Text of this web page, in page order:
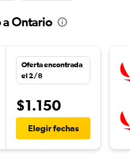
a Ontario
Oferta encontrada
el 2/8
$1.150
Elegir fechas